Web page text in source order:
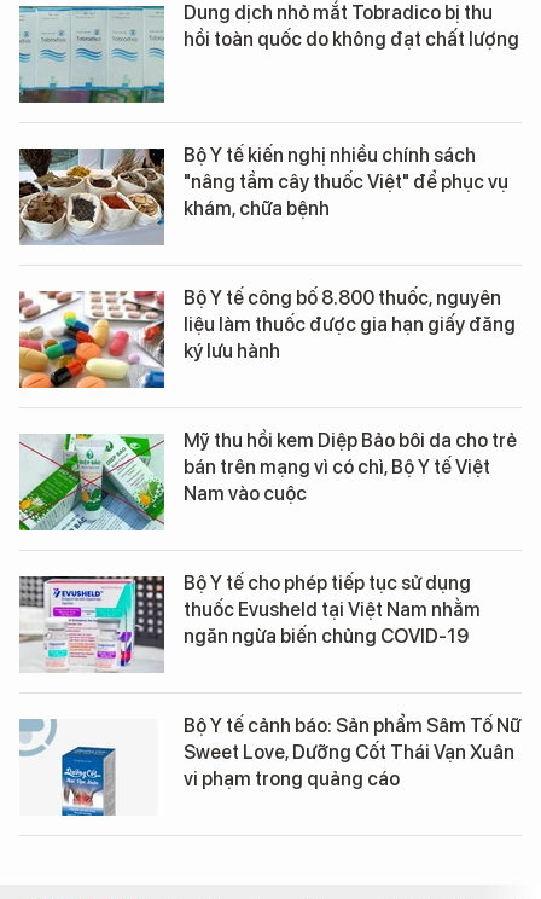
Dung dịch nhỏ mắt Tobradico bị thu
hồi toàn quốc do không đạt chất lượng
Bộ Y tế kiến nghị nhiều chính sách
"nâng tầm cây thuốc Việt" để phục vụ
khám, chữa bệnh
Bộ Y tế công bố 8.800 thuốc, nguyên
liệu làm thuốc được gia hạn giấy đăng
ký lưu hành
Mỹ thu hồi kem Diệp Bảo bôi da cho trẻ
bán trên mạng vì có chì, Bộ Y tế Việt
Nam vào cuộc
Bộ Y tế cho phép tiếp tục sử dụng
thuốc Evusheld tại Việt Nam nhằm
ngăn ngừa biến chủng COVID-19
Bộ Y tế cảnh báo: Sản phẩm Sâm Tố Nữ
Sweet Love, Dưỡng Cốt Thái Vạn Xuân
vi phạm trong quảng cáo